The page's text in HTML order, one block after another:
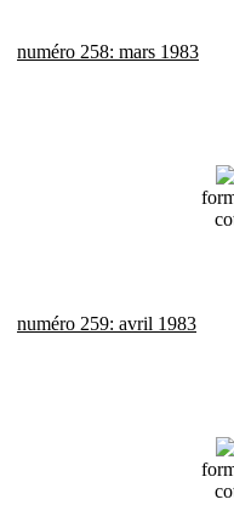
numéro 258: mars 1983
numéro 259: avril 1983